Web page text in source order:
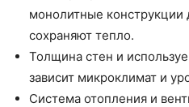
монолитные конструкции
сохраняют тепло.
Толщина стен и
зависит микроклимат и
Система отопления и